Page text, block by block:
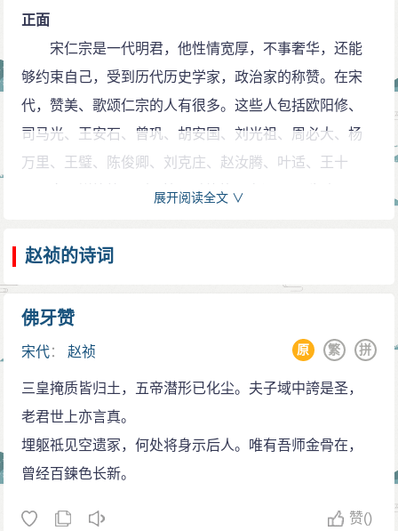
天禧二年（1018年），进封升王。同年八月（《宋
史·本纪》作九月），赵受益被册封为皇太子，赐名赵
祯。由参知政事李迪兼太子宾客，以辅导赵祯。
登基即位
乾兴元年（1022年）二月十九日，赵恒逝世。年仅
十三岁的赵祯即皇帝位，由皇太后刘氏（章献明肃皇
后）代行处理军国事务，直至明道二年（1033年）刘太
后去世，才开始亲政。
属宽厚以待，让百姓休养生息，因此受到历代历史学
家，政治家的称赞。他知人善用，因而在位时期名臣辈
出，国家安定太平，经济繁荣，科学技术和文化得到了
很大的发展。赵祯在位期间，宋朝四海雍熙，八荒平
静， 士农乐业，文武忠良。史上有“庆历、嘉祐之治”之
称，尤以“嘉祐之治”为多。
善于纳谏
包拯在担任监察御史和谏官期间，屡屡犯颜直谏，
一面还接受他的建议，竟未予以怪罪。有一次，包拯反
正面
宋仁宗是一代明君，他性情宽厚，不事奢华，还能
够约束自己，受到历代历史学家，政治家的称赞。在宋
代，赞美、歌颂仁宗的人有很多。这些人包括欧阳修、
司马光、王安石、曾巩、胡安国、刘光祖、周必大、杨
万里、王璧、陈俊卿、刘克庄、赵汝腾、叶适、王十
朋、文天祥等等。 “仁”就是对他的最高评价，“为人君，
宗）在位四十二年之间，吏治若偷惰，而任事蔑残刻之
而不足以累治世之体；朝未尝无小人，而不足以胜善类
余年之基。子孙一矫其所为，驯致于乱。《传》曰：“为
人君，止于仁。”帝诚无愧焉。
反面
据王夫之所论，在仁宗亲政的三十年中，两府大臣
换了四十余人，都是屡进屡退，“人言一及而辄易之，互
展开阅读全文 ∨
赵祯的诗词
佛牙赞
宋代：赵祯 拼
繁
原
三皇掩质皆归土，五帝潜形已化尘。夫子域中誇是圣，
老君世上亦言真。
埋躯祗见空遗冢，何处将身示后人。唯有吾师金骨在，
曾经百鍊色长新。
赞()